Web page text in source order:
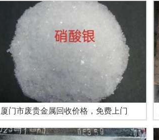
厦门市废贵金属回收价格，免费上门